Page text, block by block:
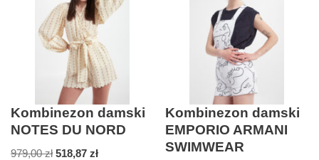
Kombinezon damski
NOTES DU NORD
979,00zł 518,87 zł
Kombinezon damski
EMPORIO ARMANI
SWIMWEAR